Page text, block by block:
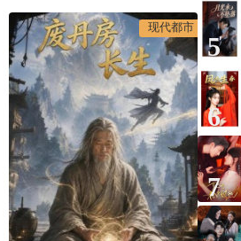
现代都市
5
6
7